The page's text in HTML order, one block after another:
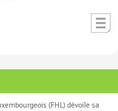
(FHL) dévoile sa